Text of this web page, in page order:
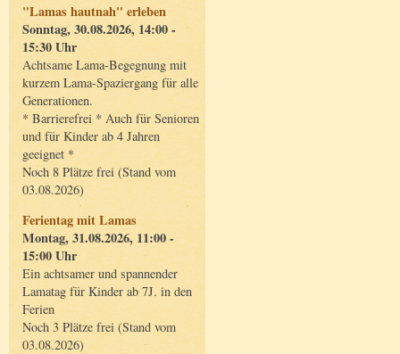
"Lamas hautnah" erleben
Sonntag, 30.08.2026, 14:00 -
15:30 Uhr
Achtsame Lama-Begegnung mit
kurzem Lama-Spaziergang für alle
Generationen.
* Barrierefrei * Auch für Senioren
und für Kinder ab 4 Jahren
geeignet *
Noch 8 Plätze frei (Stand vom
03.08.2026)
Ferientag mit Lamas
Montag, 31.08.2026, 11:00 -
15:00 Uhr
Ein achtsamer und spannender
Lamatag für Kinder ab 7J. in den
Ferien
Noch 3 Plätze frei (Stand vom
03.08.2026)